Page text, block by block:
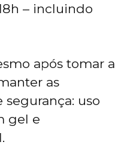
– incluindo
após tomar a
as
uso
gel e